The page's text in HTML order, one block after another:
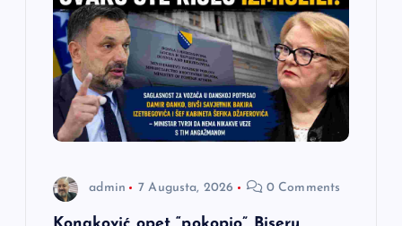
admin 7 Augusta, 2026 0 Comments